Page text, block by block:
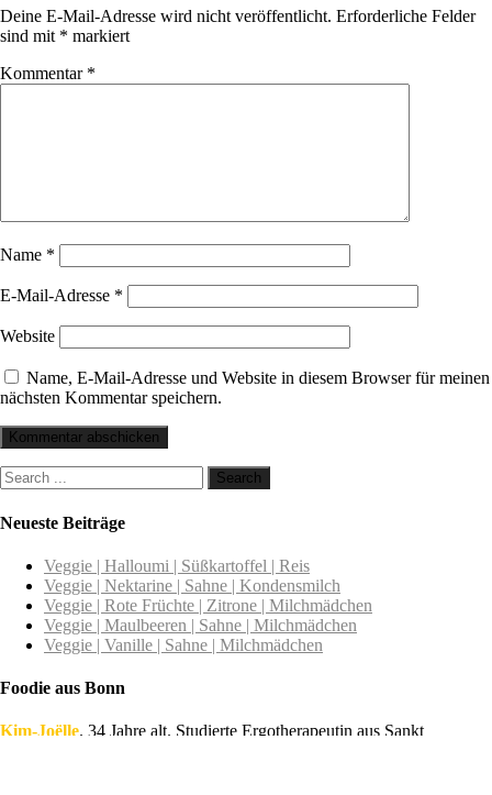
Deine E-Mail-Adresse wird nicht veröffentlicht. Erforderliche Felder
sind mit * markiert
Kommentar *
Name *
E-Mail-Adresse *
Website
Name, E-Mail-Adresse und Website in diesem Browser für meinen
nächsten Kommentar speichern.
Neueste Beiträge
Veggie | Halloumi | Süßkartoffel | Reis
Veggie | Nektarine | Sahne | Kondensmilch
Veggie | Rote Früchte | Zitrone | Milchmädchen
Veggie | Maulbeeren | Sahne | Milchmädchen
Veggie | Vanille | Sahne | Milchmädchen
Foodie aus Bonn
Kim-Joëlle. 34 Jahre alt. Studierte Ergotherapeutin aus Sankt